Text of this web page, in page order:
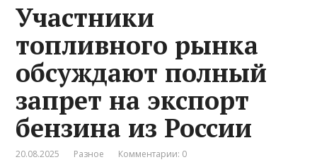
Участники
топливного рынка
обсуждают полный
запрет на экспорт
бензина из России
20.08.2025 Разное Комментарии: 0